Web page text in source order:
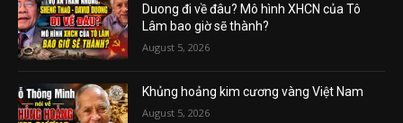
Duong đi về đâu? Mô hình XHCN của Tô
Lâm bao giờ sẽ thành?
August 5, 2026
Khủng hoảng kim cương vàng Việt Nam
August 5, 2026